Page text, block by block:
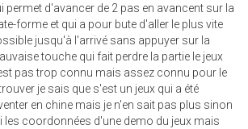
permet d'avancer de 2 pas en avancent sur la
forme et qui a pour bute d'aller le plus vite
jusqu'à l'arrivé sans appuyer sur la
touche qui fait perdre la partie le jeux
pas trop connu mais assez connu pour le
je sais que s'est un jeux qui a été
en chine mais je n'en sait pas plus sinon
les coordonnées d'une demo du jeux mais